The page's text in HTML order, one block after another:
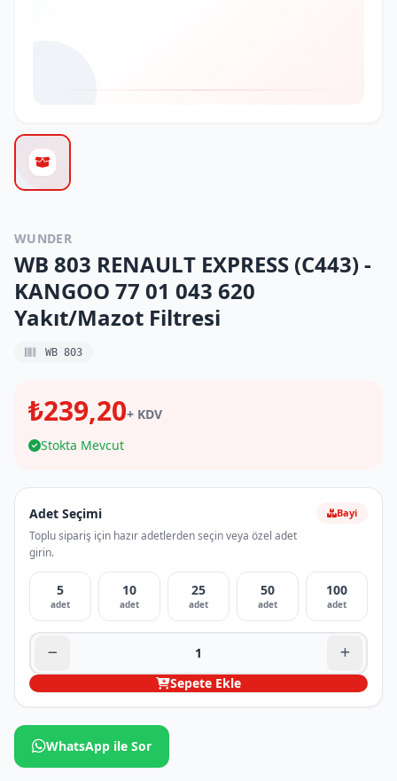
WUNDER
WB 803 RENAULT EXPRESS (C443) -
KANGOO 77 01 043 620
Yakıt/Mazot Filtresi
WB 803
₺239,20+ KDV
Stokta Mevcut
Adet Seçimi
Toplu sipariş için hazır adetlerden seçin veya özel adet
girin.
Bayi
5
adet
10
adet
25
adet
50
adet
100
adet
Sepete Ekle
WhatsApp ile Sor